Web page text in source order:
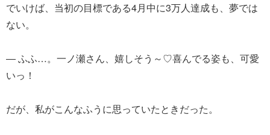
でいけば、当初の目標である4月中に3万人達成も、夢では
ない。
― ふふ…。一ノ瀬さん、嬉しそう～♡喜んでる姿も、可愛
いっ！
だが、私がこんなふうに思っていたときだった。